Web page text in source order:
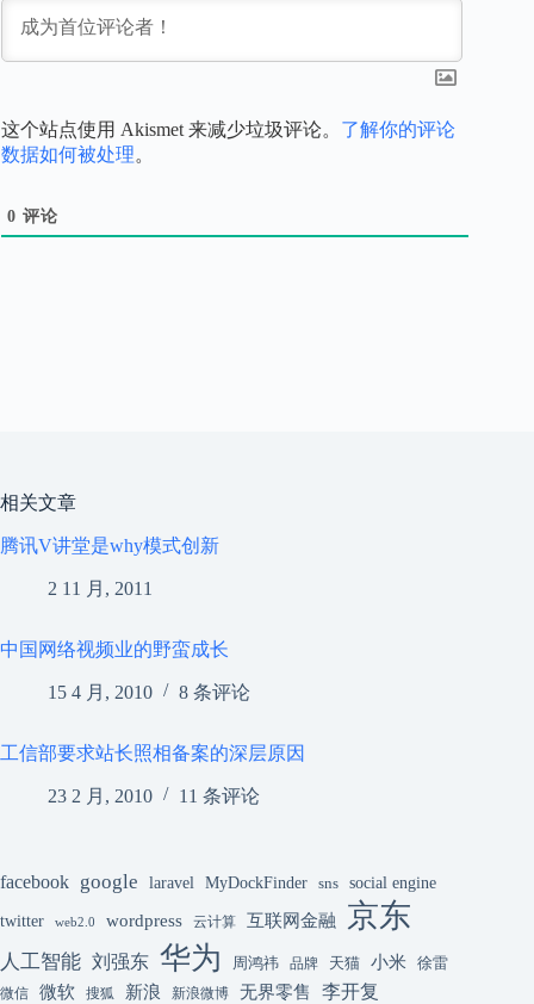
这个站点使用 Akismet 来减少垃圾评论。 了解你的评论
数据如何被处理。
0 评论
相关文章
腾讯V讲堂是why模式创新
2 11 月, 2011
中国网络视频业的野蛮成长
15 4 月, 2010 8 条评论
工信部要求站长照相备案的深层原因
23 2 月, 2010 11 条评论
facebook google laravel MyDockFinder sns social engine
twitter web2.0 wordpress 云计算 互联网金融 京东
人工智能 刘强东 华为 周鸿祎 品牌 天猫 小米 徐雷
微信 微软 搜狐 新浪 新浪微博 无界零售 李开复